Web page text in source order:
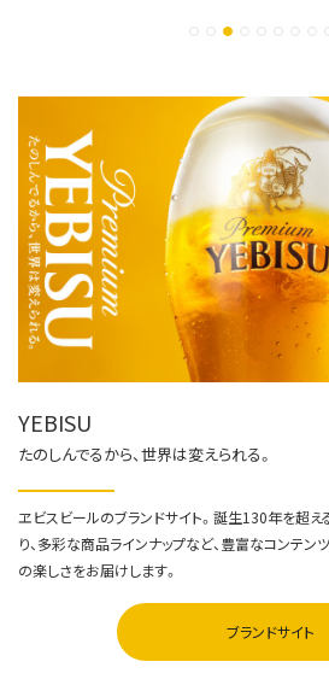
YEBISU
たのしんでるから、世界は変えられる。
ヱビスビールのブランドサイト。誕生130年を超え
り、多彩な商品ラインナップなど、豊富なコンテ
の楽しさをお届けします。
ブランドサイト